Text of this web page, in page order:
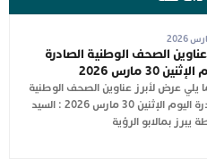
عناوين الصحف الوطنية الصادرة
30 مارس 2026
يلي عرض لأبرز عناوين الصحف الوطنية
الصادرة اليوم الإثنين 30 مارس 2026 : السيد
يبرز بمالابو الرؤية